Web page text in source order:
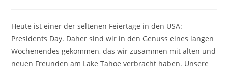
Heute ist einer der seltenen Feiertage in den USA:
Presidents Day. Daher sind wir in den Genuss eines langen
Wochenendes gekommen, das wir zusammen mit alten und
neuen Freunden am Lake Tahoe verbracht haben. Unsere